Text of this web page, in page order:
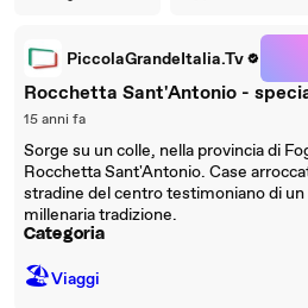
PiccolaGrandeItalia.Tv
Rocchetta Sant'Antonio -
15 anni fa
Sorge su un colle, nella provincia di
Rocchetta Sant'Antonio. Case
stradine del centro testimoniano di un
millenaria tradizione.
Categoria
🏖Viaggi